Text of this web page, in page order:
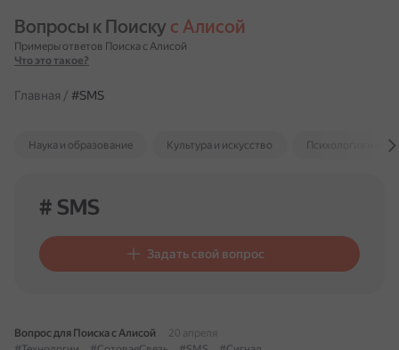
Вопросы к Поиску с Алисой
Примеры ответов Поиска с Алисой
Что это такое?
Главная / #SMS
Наука и образование Культура и искусство Психология и
# SMS
Задать свой вопрос
Вопрос для Поиска с Алисой
20 апреля